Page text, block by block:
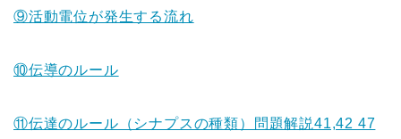
⑨活動電位が発生する流れ
⑩伝導のルール
⑪伝達のルール（シナプスの種類）問題解説41,42 47